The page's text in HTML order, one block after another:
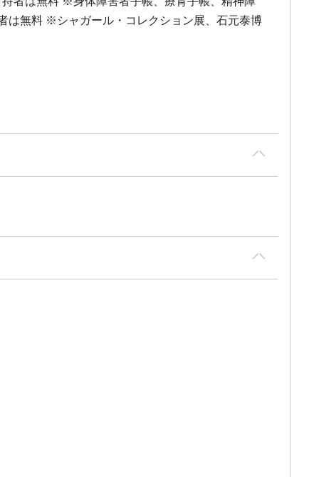
は無料 ※シャガール・コレクション展、石元泰博